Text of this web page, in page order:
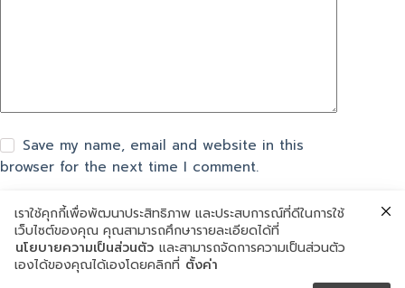
Save my name, email and website in this
browser for the next time I comment.
แสดงความเห็น
เราใช้คุกกี้เพื่อพัฒนาประสิทธิภาพ และประสบการณ์ที่ดีในการใช้
เว็บไซต์ของคุณ คุณสามารถศึกษารายละเอียดได้ที่
นโยบายความเป็นส่วนตัว และสามารถจัดการความเป็นส่วนตัว
เองได้ของคุณได้เองโดยคลิกที่ ตั้งค่า